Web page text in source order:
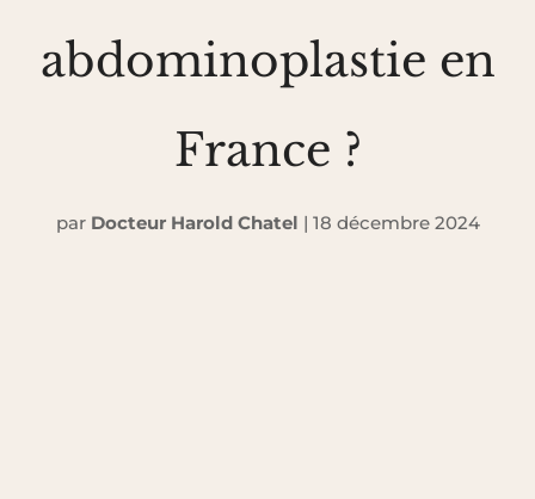
abdominoplastie en
France ?
par Docteur Harold Chatel | 18 décembre 2024